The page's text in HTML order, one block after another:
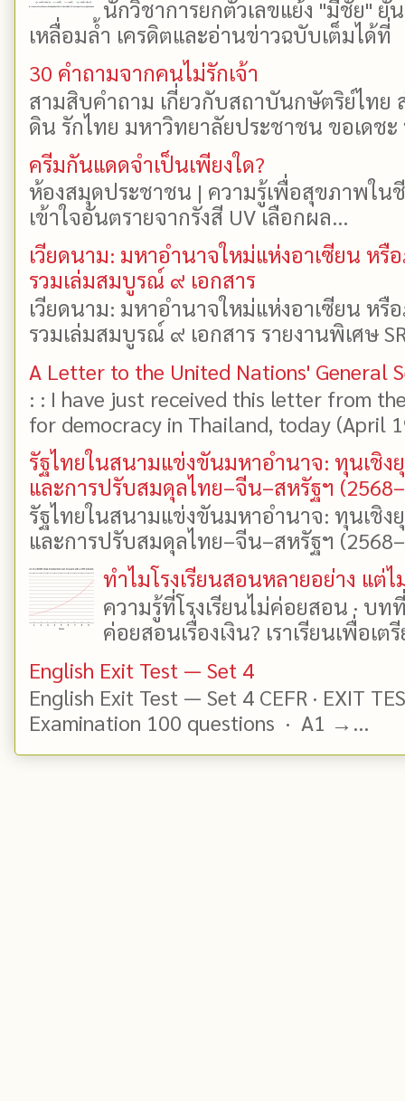
นักวิชาการยกตัวเลขแย้ง "มีชัย"
เหลื่อมล้ำ เครดิตและอ่านข่าวฉบับเต็มได้
30 คำถามจากคนไม่รักเจ้า
สามสิบคำถาม เกี่ยวกับสถาบันกษัตริย์ไทย
ดิน รักไทย มหาวิทยาลัยประชาชน ขอเดช
ครีมกันแดดจำเป็นเพียงใด?
ห้องสมุดประชาชน | ความรู้เพื่อสุขภาพใน
เข้าใจอันตรายจากรังสี UV เลือกผล...
เวียดนาม: มหาอำนาจใหม่แห่งอาเซียน ห
รวมเล่มสมบูรณ์ ๙ เอกสาร
เวียดนาม: มหาอำนาจใหม่แห่งอาเซียน ห
รวมเล่มสมบูรณ์ ๙ เอกสาร รายงานพิเศษ
A Letter to the United Nations' General
: : I have just received this letter from
for democracy in Thailand, today (April
รัฐไทยในสนามแข่งขันมหาอำนาจ: ทุนเชิง
และการปรับสมดุลไทย–จีน–สหรัฐฯ
รัฐไทยในสนามแข่งขันมหาอำนาจ: ทุนเชิง
และการปรับสมดุลไทย–จีน–สหรัฐฯ
ทำไมโรงเรียนสอนหลายอย่าง แต่ไ
ความรู้ที่โรงเรียนไม่ค่อยสอน · บ
ค่อยสอนเรื่องเงิน? เราเรียนเพื่อเต
English Exit Test — Set 4
English Exit Test — Set 4 CEFR · EXIT
Examination 100 questions · A1 →...